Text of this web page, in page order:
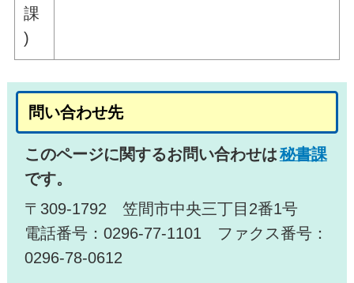
課
)
問い合わせ先
このページに関するお問い合わせは秘書課
です。
〒309-1792 笠間市中央三丁目2番1号
電話番号：0296-77-1101 ファクス番号：
0296-78-0612